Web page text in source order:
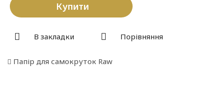
Купити
В закладки Порівняння
Папір для самокруток Raw